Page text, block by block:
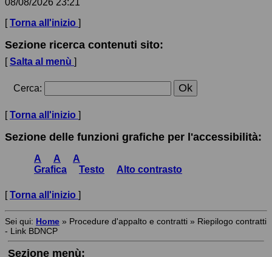
08/08/2026 23:21
[Torna all'inizio ]
Sezione ricerca contenuti sito:
[Salta al menù ]
Cerca:
[Torna all'inizio ]
Sezione delle funzioni grafiche per l'accessibilità:
A A
A
Grafica
Testo Alto contrasto
[Torna all'inizio ]
Sei qui: Home » Procedure d'appalto e contratti » Riepilogo contratti
- Link BDNCP
Sezione menù: